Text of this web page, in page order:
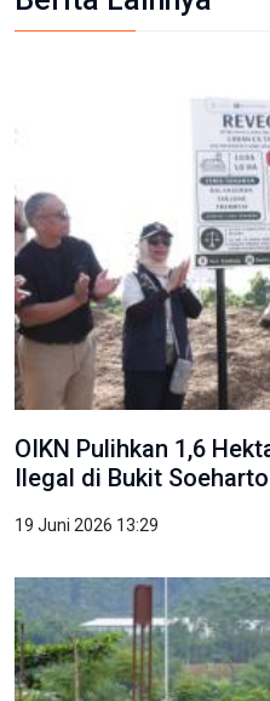
OIKN Pulihkan 1,6
Ilegal di Bukit Soeharto
19 Juni 2026 13:29